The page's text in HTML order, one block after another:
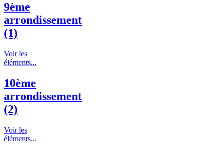
9ème
arrondissement
(1)
Voir les
éléments...
10ème
arrondissement
(2)
Voir les
éléments...